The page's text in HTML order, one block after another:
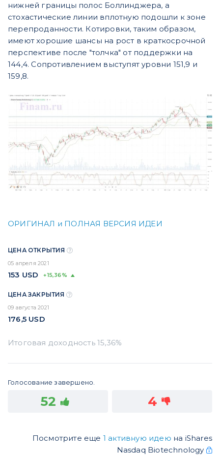
нижней границы полос Боллинджера, а
стохастические линии вплотную подошли к зоне
перепроданности. Котировки, таким образом,
имеют хорошие шансы на рост в краткосрочной
перспективе после "толчка" от поддержки на
144,4. Сопротивлением выступят уровни 151,9 и
159,8.
ОРИГИНАЛ и ПОЛНАЯ ВЕРСИЯ ИДЕИ
ЦЕНА ОТКРЫТИЯ
05 апреля 2021
153 USD +15,36%
ЦЕНА ЗАКРЫТИЯ
09 августа 2021
176,5 USD
Голосование завершено.
52 4
Посмотрите еще 1 активную идею на iShares
Nasdaq Biotechnology